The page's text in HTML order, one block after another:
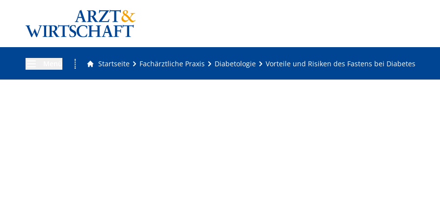
Startseite Fachärztliche Praxis Diabetologie Vorteile und Risiken des Fastens bei Diabetes